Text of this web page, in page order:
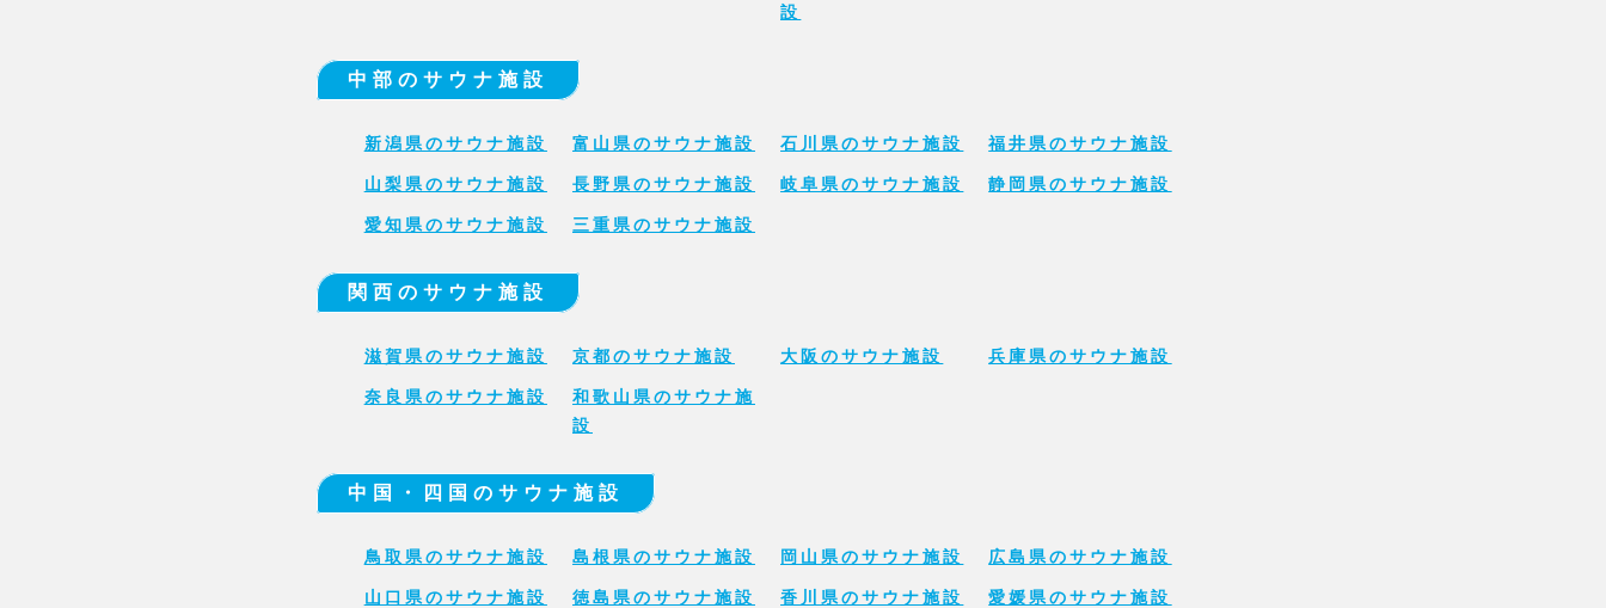
設
中部のサウナ施設
新潟県のサウナ施設 富山県のサウナ施設 石川県のサウナ施設 福井県のサウナ施設
山梨県のサウナ施設 長野県のサウナ施設 岐阜県のサウナ施設 静岡県のサウナ施設
愛知県のサウナ施設 三重県のサウナ施設
関西のサウナ施設
滋賀県のサウナ施設 京都のサウナ施設 大阪のサウナ施設 兵庫県のサウナ施設
奈良県のサウナ施設
和歌山県のサウナ施
設
中国・四国のサウナ施設
鳥取県のサウナ施設 島根県のサウナ施設 岡山県のサウナ施設 広島県のサウナ施設
山口県のサウナ施設 徳島県のサウナ施設 香川県のサウナ施設 愛媛県のサウナ施設